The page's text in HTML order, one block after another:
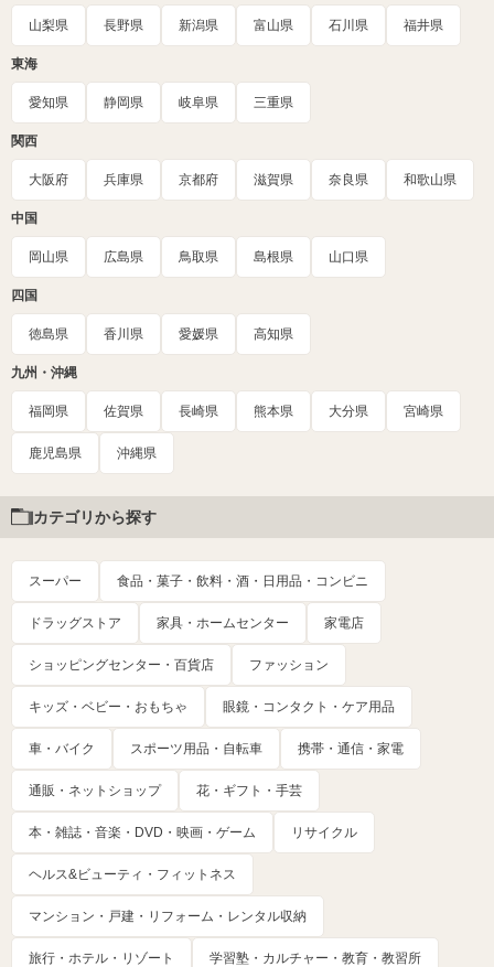
山梨県 長野県 新潟県 富山県 石川県 福井県
東海
愛知県 静岡県 岐阜県 三重県
関西
大阪府 兵庫県 京都府 滋賀県 奈良県 和歌山県
中国
岡山県 広島県 鳥取県 島根県 山口県
四国
徳島県 香川県 愛媛県 高知県
九州・沖縄
福岡県 佐賀県 長崎県 熊本県 大分県 宮崎県
鹿児島県 沖縄県
カテゴリから探す
スーパー 食品・菓子・飲料・酒・日用品・コンビニ
ドラッグストア 家具・ホームセンター 家電店
ショッピングセンター・百貨店 ファッション
キッズ・ベビー・おもちゃ 眼鏡・コンタクト・ケア用品
車・バイク スポーツ用品・自転車 携帯・通信・家電
通販・ネットショップ 花・ギフト・手芸
本・雑誌・音楽・DVD・映画・ゲーム リサイクル
ヘルス&ビューティ・フィットネス
マンション・戸建・リフォーム・レンタル収納
旅行・ホテル・リゾート 学習塾・カルチャー・教育・教習所